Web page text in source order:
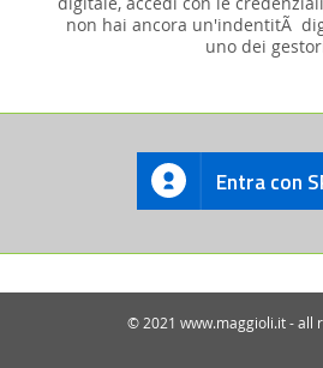
non hai ancora un'indentitÃ
uno dei
Entra con
© 2021 www.maggioli.it - all